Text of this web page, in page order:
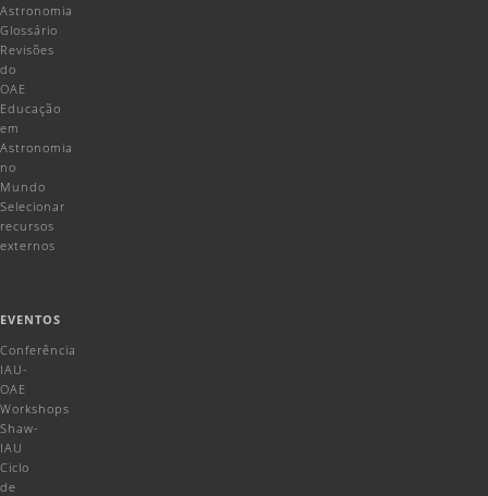
Astronomia
Glossário
Revisões
do
OAE
Educação
em
Astronomia
no
Mundo
Selecionar
recursos
externos
EVENTOS
Conferência
IAU-
OAE
Workshops
Shaw-
IAU
Ciclo
de